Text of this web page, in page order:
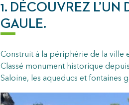
1. DÉCOUVREZ
GAULE.
Construit à la périphérie de la ville
Classé monument historique
Saloine, les aqueducs et fontaines